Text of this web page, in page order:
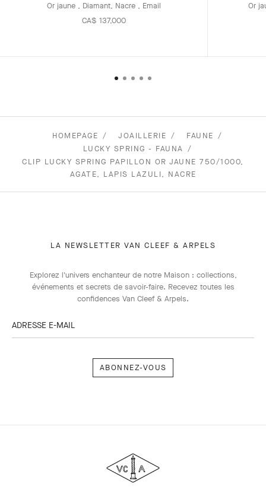
Or jaune , Diamant, Nacre , Email
CA$ 137,000
Or
HOMEPAGE JOAILLERIE
FAUNE
LUCKY SPRING - FAUNA
CLIP LUCKY SPRING PAPILLON OR JAUNE 750/1000,
AGATE, LAPIS LAZULI, NACRE
LA NEWSLETTER VAN CLEEF & ARPELS
Explorez l'univers enchanteur de notre Maison : collections,
événements et secrets de savoir-faire. Recevez toutes les
confidences Van Cleef & Arpels​.
ADRESSE E-MAIL
vous
&
Arpels